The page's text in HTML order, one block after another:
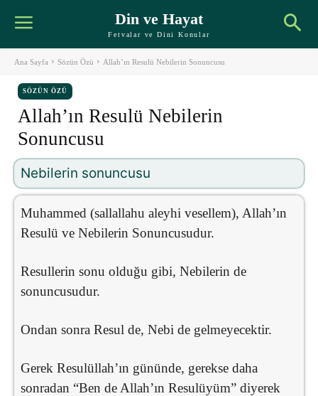
Din ve Hayat
Fetvalar ve Dini Konular
Ana Sayfa Sözün Özü Allah’ın Resulü Nebilerin Sonuncusu
SÖZÜN ÖZÜ
Allah’ın Resulü Nebilerin
Sonuncusu
Nebilerin sonuncusu
Muhammed (sallallahu aleyhi vesellem), Allah’ın
Resulü ve Nebilerin Sonuncusudur.
Resullerin sonu olduğu gibi, Nebilerin de
sonuncusudur.
Ondan sonra Resul de, Nebi de gelmeyecektir.
Gerek Resulüllah’ın gününde, gerekse daha
sonradan “Ben de Allah’ın Resulüyüm” diyerek